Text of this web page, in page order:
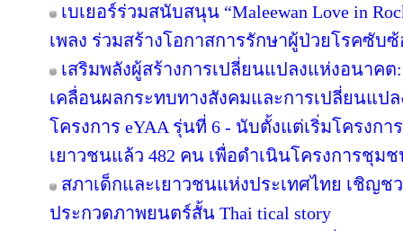
เบเยอร์ร่วมสนับสนุน “Maleewan Love in
เพลง ร่วมสร้างโอกาสการรักษาผู้ป่วยโรคซั
เสริมพลังผู้สร้างการเปลี่ยนแปลงแห่งอนาค
เคลื่อนผลกระทบทางสังคมและการเปลี่ยนแป
โครงการ eYAA รุ่นที่ 6 - นับตั้งแต่เริ่มโครงกา
เยาวชนแล้ว 482 คน เพื่อดำเนินโครงการชุมช
สภาเด็กและเยาวชนแห่งประเทศไทย เชิญช
ประกวดภาพยนตร์สั้น Thai tical story